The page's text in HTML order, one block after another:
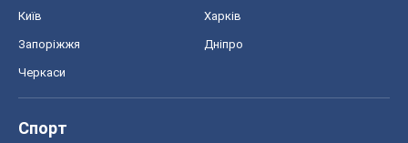
Київ Харків
Запоріжжя Дніпро
Черкаси
Спорт